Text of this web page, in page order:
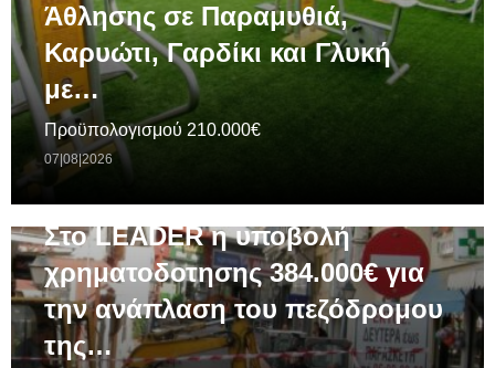
Άθλησης σε Παραμυθιά,
Καρυώτι, Γαρδίκι και Γλυκή
με…
Προϋπολογισμού 210.000€
07|08|2026
Στο LEADER η υποβολή
χρηματοδοτησης 384.000€ για
την ανάπλαση του πεζόδρομου
της…